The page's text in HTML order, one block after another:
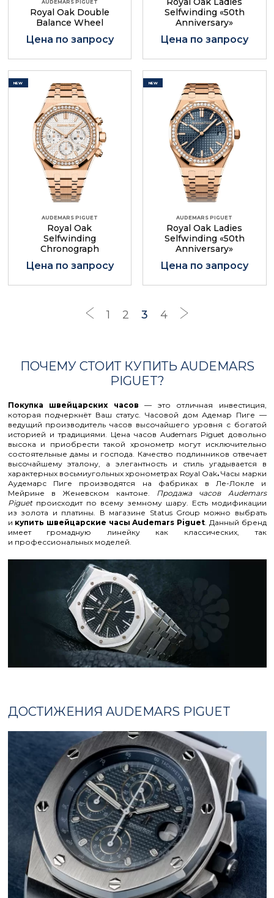
AUDEMARS PIGUET
Royal Oak Double
Balance Wheel
Цена по запросу
Selfwinding «50th
Anniversary»
Цена по запросу
NEW
AUDEMARS PIGUET
Royal Oak
Selfwinding
Chronograph
Цена по запросу
NEW
AUDEMARS PIGUET
Royal Oak Ladies
Selfwinding «50th
Anniversary»
Цена по запросу
1 2 3 4
ПОЧЕМУ СТОИТ КУПИТЬ AUDEMARS
PIGUET?
Покупка швейцарских часов — это отличная инвестиция,
которая подчеркнёт Ваш статус. Часовой дом Адемар Пиге —
ведущий производитель часов высочайшего уровня с богатой
историей и традициями. Цена часов Audemars Piguet довольно
высока и приобрести такой хронометр могут исключительно
состоятельные дамы и господа. Качество подлинников отвечает
высочайшему эталону, а элегантность и стиль угадывается в
характерных восьмиугольных хронометрах Royal Oak.Часы марки
Аудемарс Пиге производятся на фабриках в Ле-Локле и
Мейрине в Женевском кантоне. Продажа часов Audemars
Piguetпроисходит по всему земному шару. Есть модификации
из золота и платины. В магазине Status Group можно выбрать
и купить швейцарские часы Audemars Piguet. Данный бренд
имеет громадную линейку как классических, так
и профессиональных моделей.
ДОСТИЖЕНИЯ AUDEMARS PIGUET